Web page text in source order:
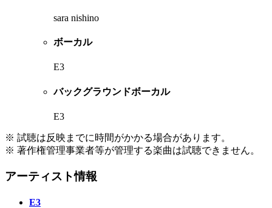
sara nishino
ボーカル
E3
バックグラウンドボーカル
E3
※ 試聴は反映までに時間がかかる場合があります。
※ 著作権管理事業者等が管理する楽曲は試聴できません。
アーティスト情報
E3